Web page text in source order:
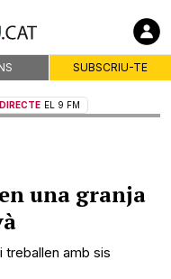
SUBSCRIU-TE
EL 9 FM
una granja
treballen amb sis